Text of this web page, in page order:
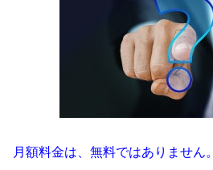
月額料金は、無料ではありません。